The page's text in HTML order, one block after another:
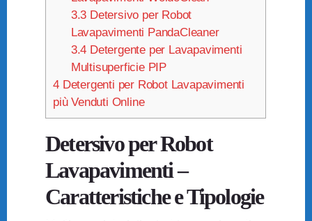
3.3 Detersivo per Robot
Lavapavimenti PandaCleaner
3.4 Detergente per Lavapavimenti
Multisuperficie PIP
4Detergenti per Robot Lavapavimenti
più Venduti Online
Detersivo per Robot
Lavapavimenti –
Caratteristiche e Tipologie